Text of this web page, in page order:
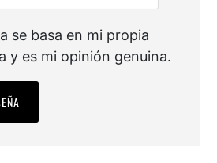
se basa en mi propia
y es mi opinión genuina.